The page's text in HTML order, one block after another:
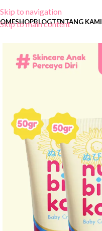
Skip to navigation
Skip to main content
SHOPBLOGTENTANG KAMI